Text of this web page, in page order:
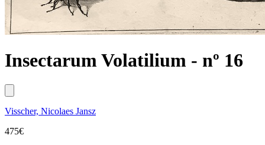
Insectarum Volatilium - nº 16
Visscher, Nicolaes Jansz
475€